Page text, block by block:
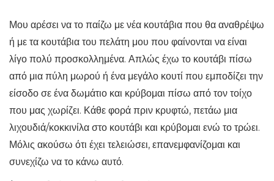
Μου αρέσει να το παίζω με νέα κουτάβια που θα αναθρέψω
ή με τα κουτάβια του πελάτη μου που φαίνονται να είναι
λίγο πολύ προσκολλημένα. Απλώς έχω το κουτάβι πίσω
από μια πύλη μωρού ή ένα μεγάλο κουτί που εμποδίζει την
είσοδο σε ένα δωμάτιο και κρύβομαι πίσω από τον τοίχο
που μας χωρίζει. Κάθε φορά πριν κρυφτώ, πετάω μια
λιχουδιά/κοκκινίλα στο κουτάβι και κρύβομαι ενώ το τρώει.
Μόλις ακούσω ότι έχει τελειώσει, επανεμφανίζομαι και
συνεχίζω να το κάνω αυτό.